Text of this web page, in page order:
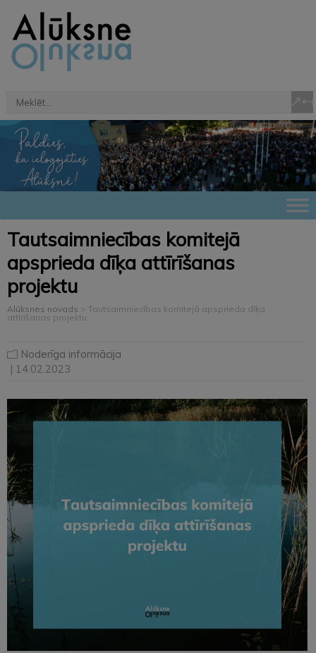
Tautsaimniecības komitejā
apsprieda dīķa attīrīšanas
projektu
Alūksnes novads > Tautsaimniecības komitejā apsprieda dīķa
attīrīšanas projektu
Noderīga informācija
| 14.02.2023